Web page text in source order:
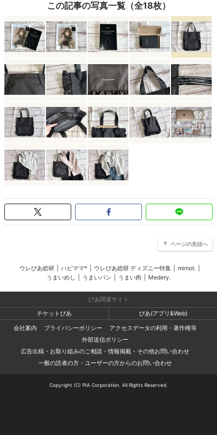
この記事の写真一覧（全18枚）
ページの先頭へ
ウレぴあ総研 ハピママ* ウレぴあ総研 ディズニー特集 mimot.
うまいめし
うまいパン うまい肉 Medery.
ぴあ関連サイト
チケットぴあ
ぴあ(アプリ&Web)
会社案内
プライバシーポリシー
アクセスデータの利用・著作権等
外部送信ポリシー
広告出稿・お取り組みのご相談・情報掲載・その他お問い合わせ
一般の読者の方・ユーザーの方からのお問い合わせ
Copyright (C) PIA Corporation. All Rights Reserved.